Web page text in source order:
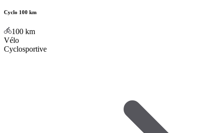
Cyclo 100 km
100 km
Vélo
Cyclosportive